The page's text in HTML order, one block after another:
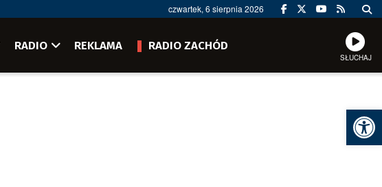
czwartek, 6 sierpnia 2026
RADIO REKLAMA RADIO ZACHÓD
SŁUCHAJ